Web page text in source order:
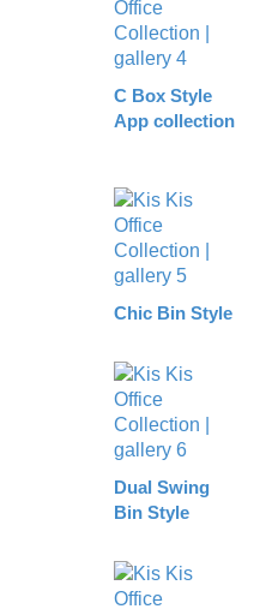
C Box Style
App collection
Chic Bin Style
Dual Swing
Bin Style